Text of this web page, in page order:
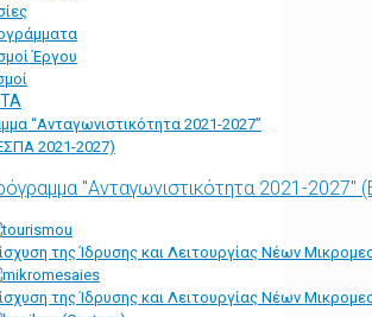
Έργου
“Ανταγωνιστικότητα 2021-2027”
2021-2027)
"Ανταγωνιστικότητα 2021-
της Ίδρυσης και Λειτουργίας Νέων
της Ίδρυσης και Λειτουργίας Νέων